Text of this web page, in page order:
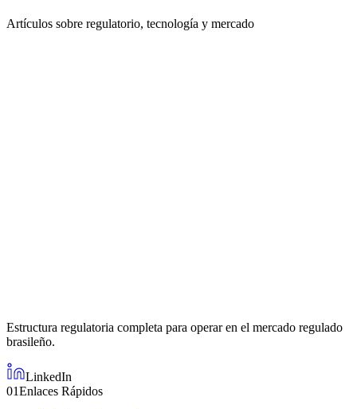
Artículos sobre regulatorio, tecnología y mercado
Estructura regulatoria completa para operar en el mercado regulado
brasileño.
LinkedIn
01Enlaces Rápidos